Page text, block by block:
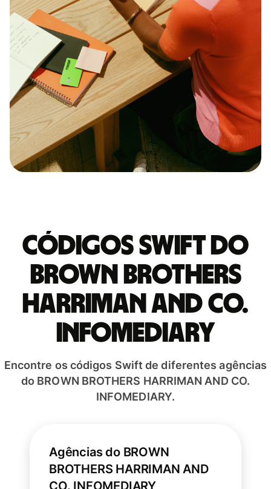
Códigos Swift do
BROWN BROTHERS
HARRIMAN AND CO.
INFOMEDIARY
Encontre os códigos Swift de diferentes agências
do BROWN BROTHERS HARRIMAN AND CO.
INFOMEDIARY.
Agências do BROWN
BROTHERS HARRIMAN AND